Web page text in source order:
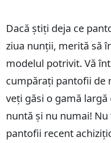
Dacă știți deja ce
ziua nunții, merită să
modelul potrivit. Vă
cumpărați pantofii de
veți găsi o gamă
nuntă și nu numai!
pantofii recent